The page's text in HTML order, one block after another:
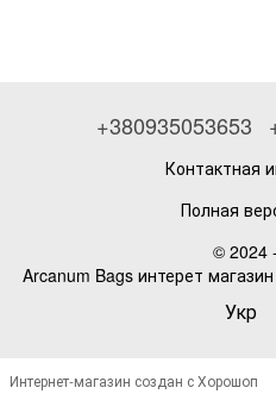
+380935053653
Контактная
Полная
© 2024
Arcanum Bags интерет
Укр
Интернет-магазин создан с Хорошоп